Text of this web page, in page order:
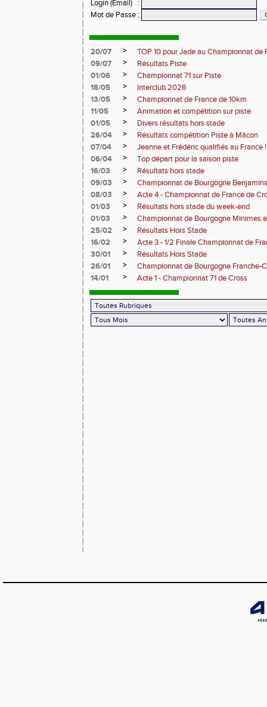
Login (Email)
:
Mot de Passe :
20/07 >
TOP 10 pour Jade au Championnat de
09/07
>
Résultats Piste
01/06
>
Championnat 71 sur Piste
18/05
>
Interclub 2026
13/05
>
Championnat de France de 10km
11/05
>
Animation et compétition sur piste
01/05
>
Divers résultats hors stade
26/04
>
Résultats compétition Piste à Mâcon
07/04
>
Jeanne et Frédéric qualifiés au France !
06/04
>
Top départ pour la saison piste
16/03
>
Résultats hors stade
09/03
>
Championnat de Bourgogne
08/03
>
Acte 4 - Championnat de France de
01/03
>
Résultats hors stade du week-end
01/03
>
Championnat de Bourgogne Minimes
25/02
>
Résultats Hors Stade
16/02
>
Acte 3 - 1/2 Finale Championnat de
30/01
>
Résultats Hors Stade
26/01
>
Championnat de Bourgogne Franche-
14/01
> Acte 1 - Championnat 71 de Cross